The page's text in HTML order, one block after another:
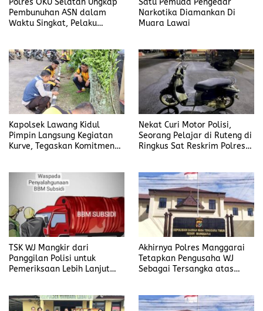
Pembunuhan ASN dalam
Waktu Singkat, Pelaku
Narkotika Diamankan Di
Muara Lawai
Kapolsek Lawang Kidul
Pimpin Langsung Kegiatan
Kurve, Tegaskan Komitmen
Nekat Curi Motor Polisi,
Seorang Pelajar di Ruteng di
Ringkus Sat Reskrim Polres
TSK WJ Mangkir dari
Panggilan Polisi untuk
Pemeriksaan Lebih Lanjut
Apa?
Akhirnya Polres Manggarai
Tetapkan Pengusaha WJ
Sebagai Tersangka atas